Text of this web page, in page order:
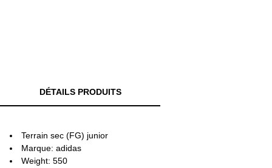
DÉTAILS PRODUITS
Terrain sec (FG) junior
Marque: adidas
Weight: 550